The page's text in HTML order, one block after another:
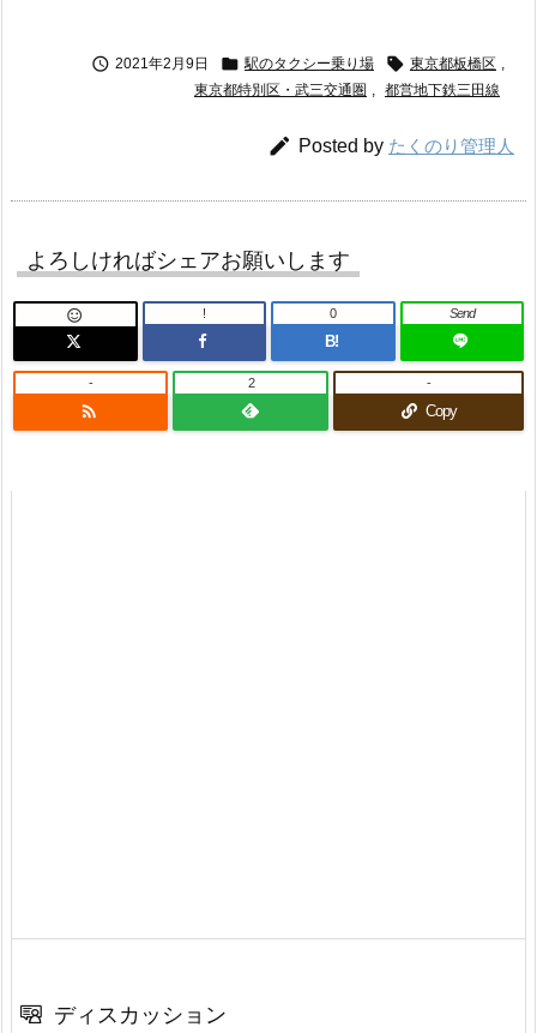
 2021年2月9日  駅のタクシー乗り場  東京都板橋区
東京都特別区・武三交通圏
都営地下鉄三田線
 Posted by たくのり管理人
よろしければシェアお願いします
 !
B!
0 Send

- 2
Copy
-
ディスカッション